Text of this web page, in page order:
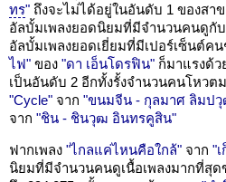
ทร" ถึงจะไม่ได้อยู่ในอันดับ 1 ของสา
อัลบั้มเพลงยอดนิยมที่มีจำนวนคนดูกั
อัลบั้มเพลงยอดเยี่ยมที่มีเปอร์เซ็นต์
ไฟ" ของ "ดา เอ็นโดรฟิน" ก็มาแรงด้ว
เป็นอันดับ 2 อีกทั้งรั้งจำนวนคนโหวต
"Cycle" จาก "ขนมจีน - กุลมาศ ลิมป
จาก "ชิน - ชินวุฒ อินทรคูสิน"
ฟากเพลง "ไกลแค่ไหนคือใกล้" จาก "
นิยมที่มีจำนวนคนดูเนื้อเพลงมากที่สุด